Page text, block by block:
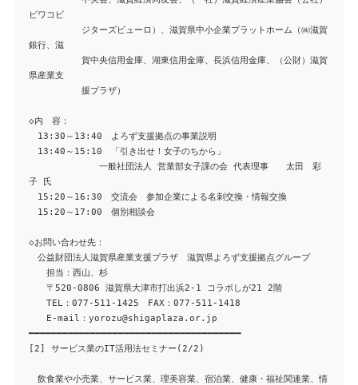
ビワコビ
ジターズビューロ）、滋賀県中小企業プラットホーム（㈱滋賀
銀行、滋
賀中央信用金庫、湖東信用金庫、長浜信用金庫、（公財）滋賀
県産業支
援プラザ）
◇内 容：
13:30～13:40 よろず支援拠点の事業説明
13:40～15:10 「引き出せ！女子のちから」
一般社団法人 営業部女子課の会 代表理事 太田 彩
子 氏
15:20～16:30 交流会 参加企業による名刺交換・情報交換
15:20～17:00 個別相談会
◇お問い合わせ先：
公益財団法人滋賀県産業支援プラザ 滋賀県よろず支援拠点グループ
担当：西山、杉
〒520-0806 滋賀県大津市打出浜2-1 コラボしが21 2階
TEL：077-511-1425 FAX：077-511-1418
E-mail：yorozu@shigaplaza.or.jp
━━━━━━━━━━━━━━━━━━━━━━━━━━━━━━━━━━━━━━
[2] サービス業のIT活用法セミナー(2/2)
飲食業や小売業、サービス業、理美容業、宿泊業、健康・福祉関連業、情